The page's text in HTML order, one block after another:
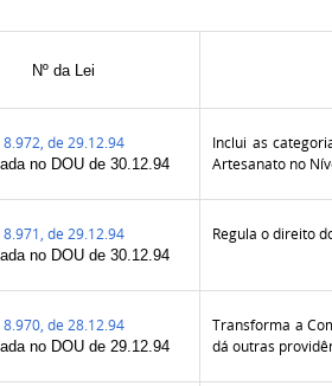
Nº da Lei
8.972, de 29.12.94
no DOU de 30.12.94
Inclui as
Artesanato no
8.971, de 29.12.94
no DOU de 30.12.94
Regula o direito
8.970, de 28.12.94
no DOU de 29.12.94
Transforma a
dá outras